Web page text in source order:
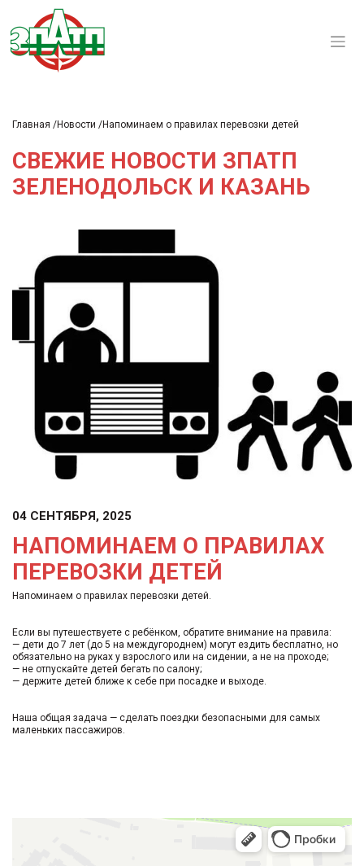
Главная Новости Напоминаем о правилах перевозки детей
СВЕЖИЕ НОВОСТИ ЗПАТП
ЗЕЛЕНОДОЛЬСК И КАЗАНЬ
04 СЕНТЯБРЯ, 2025
НАПОМИНАЕМ О ПРАВИЛАХ
ПЕРЕВОЗКИ ДЕТЕЙ
Напоминаем о правилах перевозки детей.
Если вы путешествуете с ребёнком, обратите внимание на правила:
— дети до 7 лет (до 5 на междугороднем) могут ездить бесплатно, но
обязательно на руках у взрослого или на сидении, а не на проходе;
— не отпускайте детей бегать по салону;
— держите детей ближе к себе при посадке и выходе.
Наша общая задача — сделать поездки безопасными для самых
маленьких пассажиров.